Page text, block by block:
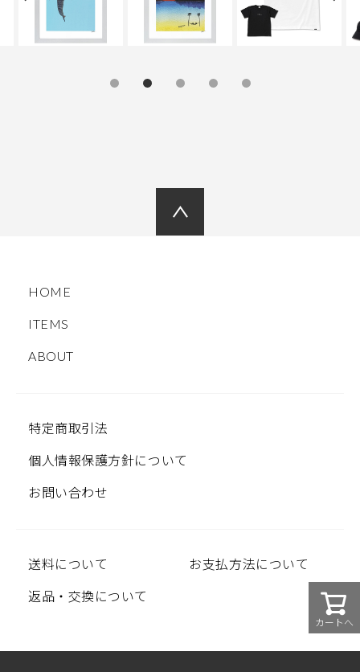
カートへ
HOME
ITEMS
ABOUT
特定商取引法
個人情報保護方針について
お問い合わせ
送料について
お支払方法について
返品・交換について